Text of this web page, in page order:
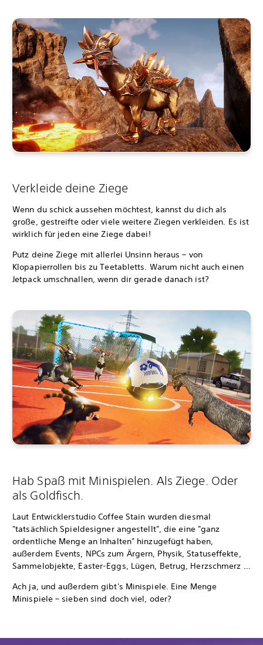
Verkleide deine Ziege
Wenn du schick aussehen möchtest, kannst du dich als
große, gestreifte oder viele weitere Ziegen verkleiden. Es ist
wirklich für jeden eine Ziege dabei!
Putz deine Ziege mit allerlei Unsinn heraus – von
Klopapierrollen bis zu Teetabletts. Warum nicht auch einen
Jetpack umschnallen, wenn dir gerade danach ist?
Hab Spaß mit Minispielen. Als Ziege. Oder
als Goldfisch.
Laut Entwicklerstudio Coffee Stain wurden diesmal
"tatsächlich Spieldesigner angestellt", die eine "ganz
ordentliche Menge an Inhalten" hinzugefügt haben,
außerdem Events, NPCs zum Ärgern, Physik, Statuseffekte,
Sammelobjekte, Easter-Eggs, Lügen, Betrug, Herzschmerz ...
Ach ja, und außerdem gibt's Minispiele. Eine Menge
Minispiele – sieben sind doch viel, oder?